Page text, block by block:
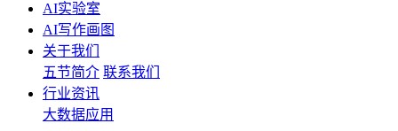
AI实验室
AI写作画图
关于我们
五节简介 联系我们
行业资讯
大数据应用